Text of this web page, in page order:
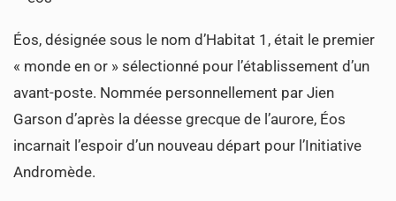
Éos, désignée sous le nom d’Habitat 1, était le premier
« monde en or » sélectionné pour l’établissement d’un
avant-poste. Nommée personnellement par Jien
Garson d’après la déesse grecque de l’aurore, Éos
incarnait l’espoir d’un nouveau départ pour l’Initiative
Andromède.